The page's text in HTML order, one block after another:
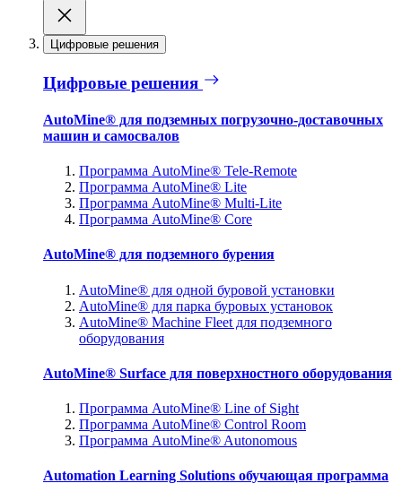
Цифровые решения
Цифровые решения
AutoMine® для подземных погрузочно-доставочных
машин и самосвалов
Программа AutoMine® Tele-Remote
Программа AutoMine® Lite
Программа AutoMine® Multi-Lite
Программа AutoMine® Core
AutoMine® для подземного бурения
AutoMine® для одной буровой установки
AutoMine® для парка буровых установок
AutoMine® Machine Fleet для подземного
оборудования
AutoMine® Surface для поверхностного оборудования
Программа AutoMine® Line of Sight
Программа AutoMine® Control Room
Программа AutoMine® Autonomous
Automation Learning Solutions обучающая программа